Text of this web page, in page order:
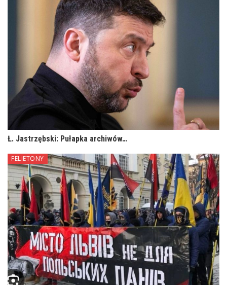
Ł. Jastrzębski: Pułapka archiwów…
FELIETONY